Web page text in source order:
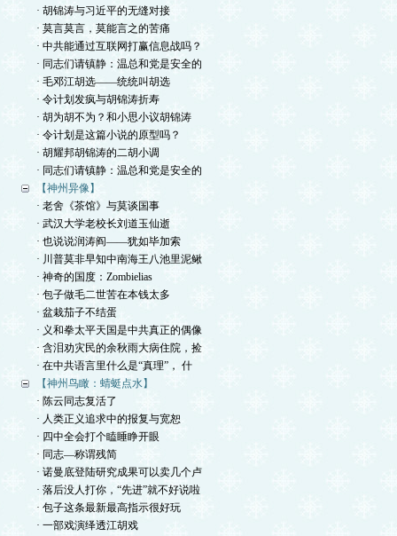
· 胡锦涛与习近平的无缝对接
· 莫言莫言，莫能言之的苦痛
· 中共能通过互联网打赢信息战吗？
· 同志们请镇静：温总和党是安全的
· 毛邓江胡选——统统叫胡选
· 令计划发疯与胡锦涛折寿
· 胡为胡不为？和小思小议胡锦涛
· 令计划是这篇小说的原型吗？
· 胡耀邦胡锦涛的二胡小调
· 同志们请镇静：温总和党是安全的
【神州异像】
· 老舍《茶馆》与莫谈国事
· 武汉大学老校长刘道玉仙逝
· 也说说润涛阎——犹如毕加索
· 川普莫非早知中南海王八池里泥鳅
· 神奇的国度：Zombielias
· 包子做毛二世苦在本钱太多
· 盆栽茄子不结蛋
· 义和拳太平天国是中共真正的偶像
· 含泪劝灾民的余秋雨大病住院，捡
· 在中共语言里什么是“真理”， 什
【神州鸟瞰：蜻蜓点水】
· 陈云同志复活了
· 人类正义追求中的报复与宽恕
· 四中全会打个瞌睡睁开眼
· 同志—称谓残简
· 诺曼底登陆研究成果可以卖几个卢
· 落后没人打你，“先进”就不好说啦
· 包子这条最新最高指示很好玩
· 一部戏演绎透江胡戏